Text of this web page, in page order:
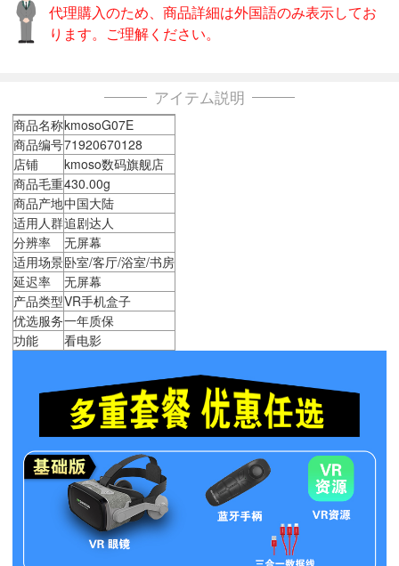
代理購入のため、商品詳細は外国語のみ表示してお
ります。ご理解ください。
アイテム説明
商品名称kmosoG07E
商品编号71920670128
店铺
kmoso数码旗舰店
商品毛重430.00g
商品产地中国大陆
适用人群追剧达人
分辨率
无屏幕
适用场景卧室/客厅/浴室/书房
延迟率
无屏幕
产品类型VR手机盒子
优选服务一年质保
功能
看电影